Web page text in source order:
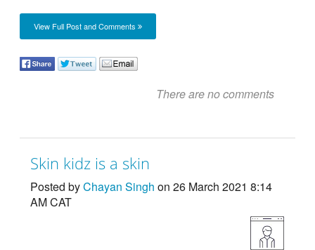
View Full Post and Comments
There are no comments
Skin kidz is a skin
Posted byChayan Singh on 26 March 2021 8:14
AM CAT